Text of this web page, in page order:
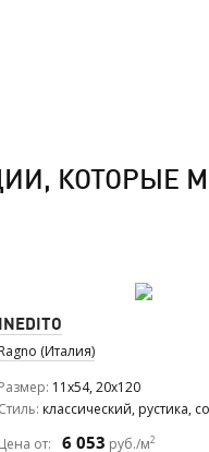
КОТОРЫЕ
INEDITO
Ragno (Италия)
Размер 11x54, 20x120
Стиль классический, рустика,
Цена от:
6 053 руб./м2